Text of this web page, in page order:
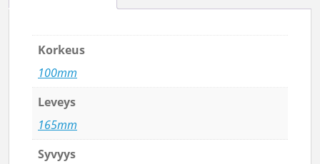
Korkeus
100mm
Leveys
165mm
Syvyys